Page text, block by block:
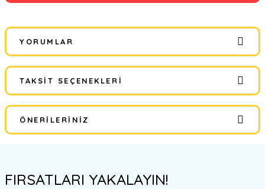
YORUMLAR
Bu ürüne ilk yorumu siz yapın!
Yorum Yaz
TAKSIT SEÇENEKLERI
ÖNERILERINIZ
tarafımıza iletebilirsiniz.
FIRSATLARI YAKALAYIN!